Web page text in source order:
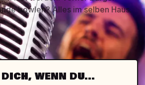
bowlen? Alles im selben Haus.
WENN DU...